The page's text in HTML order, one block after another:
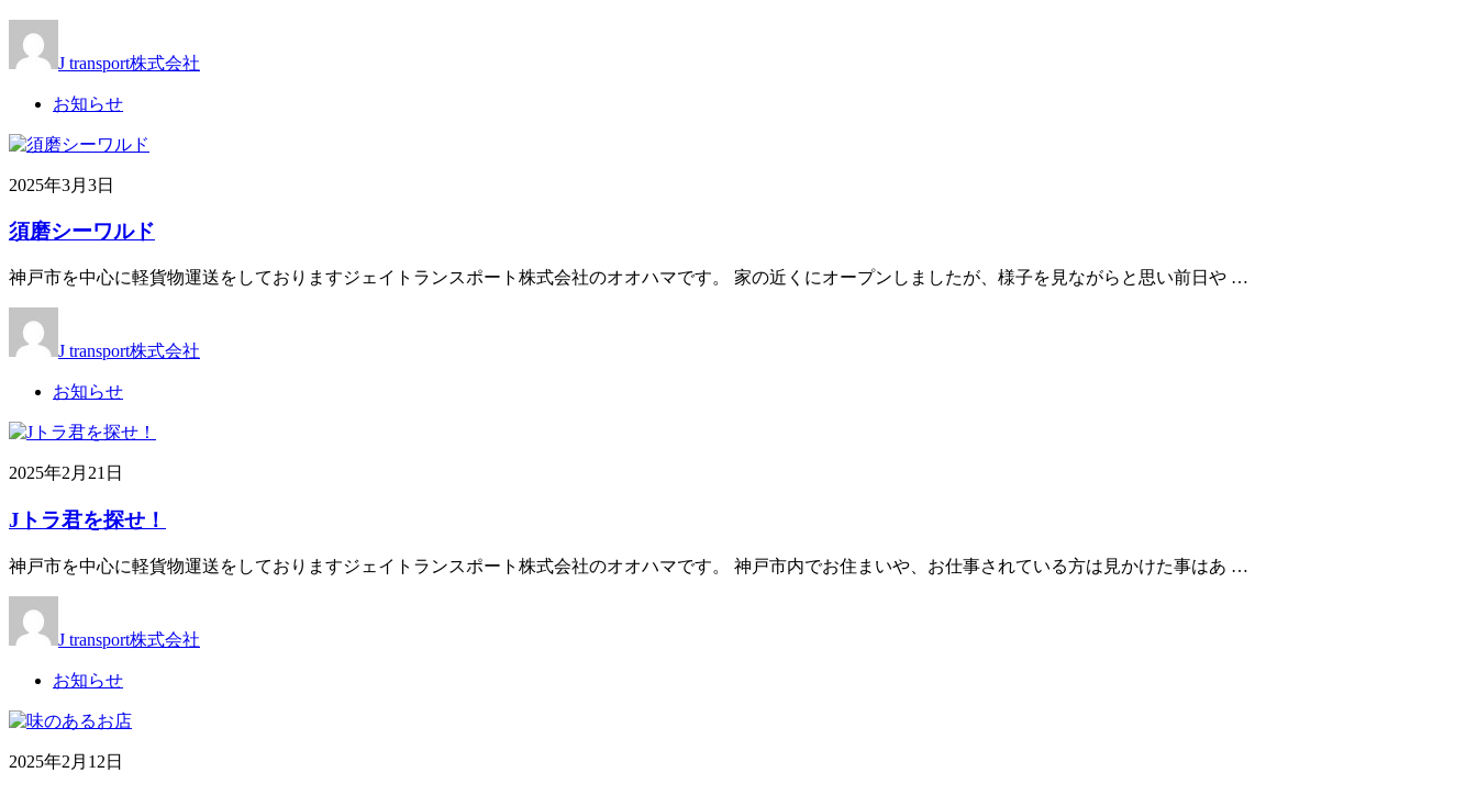
J transport株式会社
お知らせ
2025年3月3日
須磨シーワルド
神戸市を中心に軽貨物運送をしておりますジェイトランスポート株式会社のオオハマです。 家の近くにオープンしましたが、様子を見ながらと思い前日や …
J transport株式会社
お知らせ
2025年2月21日
Jトラ君を探せ！
神戸市を中心に軽貨物運送をしておりますジェイトランスポート株式会社のオオハマです。 神戸市内でお住まいや、お仕事されている方は見かけた事はあ …
J transport株式会社
お知らせ
2025年2月12日